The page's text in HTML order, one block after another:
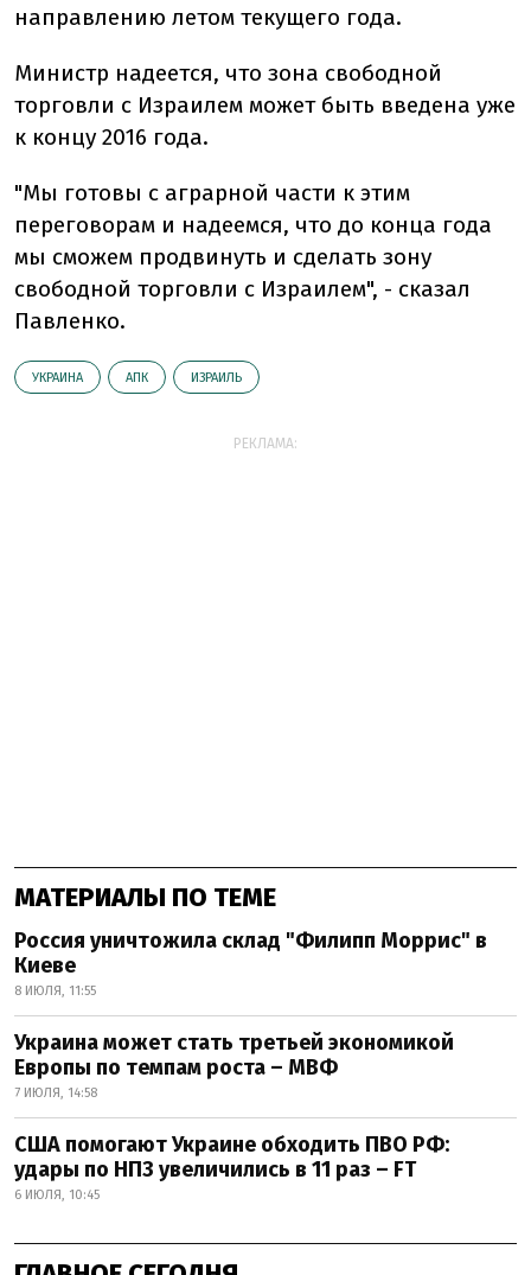
направлению летом текущего года.
Министр надеется, что зона свободной
торговли с Израилем может быть введена уже
к концу 2016 года.
"Мы готовы с аграрной части к этим
переговорам и надеемся, что до конца года
мы сможем продвинуть и сделать зону
свободной торговли с Израилем", - сказал
Павленко.
УКРАИНА АПК ИЗРАИЛЬ
РЕКЛАМА:
МАТЕРИАЛЫ ПО ТЕМЕ
Россия уничтожила склад "Филипп Моррис" в
Киеве
8 ИЮЛЯ, 11:55
Украина может стать третьей экономикой
Европы по темпам роста – МВФ
7 ИЮЛЯ, 14:58
США помогают Украине обходить ПВО РФ:
удары по НПЗ увеличились в 11 раз – FT
6 ИЮЛЯ, 10:45